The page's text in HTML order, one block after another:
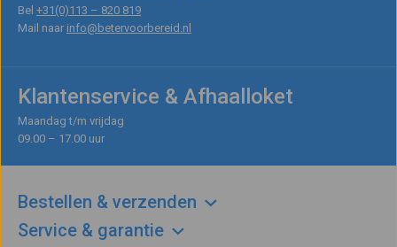
Bel +31(0)113 – 820 819
Mail naar info@betervoorbereid.nl
Klantenservice & Afhaalloket
Maandag t/m vrijdag
09.00 – 17.00 uur
Bestellen & verzenden
Service & garantie